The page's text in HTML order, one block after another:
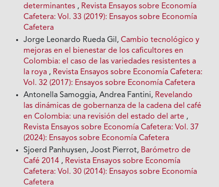
determinantes , Revista Ensayos sobre Economía
Cafetera: Vol. 33 (2019): Ensayos sobre Economía
Cafetera
Jorge Leonardo Rueda Gil,Cambio tecnológico y
mejoras en el bienestar de los caficultores en
Colombia: el caso de las variedades resistentes a
la roya , Revista Ensayos sobre Economía Cafetera:
Vol. 32 (2017): Ensayos sobre Economía Cafetera
Antonella Samoggia, Andrea Fantini, Revelando
las dinámicas de gobernanza de la cadena del café
en Colombia: una revisión del estado del arte ,
Revista Ensayos sobre Economía Cafetera: Vol. 37
(2024): Ensayos sobre Economía Cafetera
Sjoerd Panhuysen, Joost Pierrot, Barómetro de
Café 2014 , Revista Ensayos sobre Economía
Cafetera: Vol. 30 (2014): Ensayos sobre Economía
Cafetera